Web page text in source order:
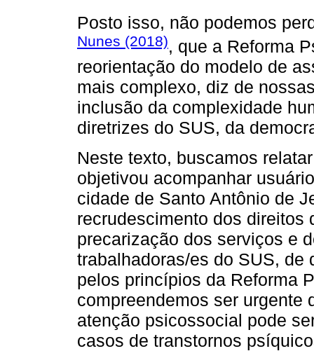
Posto isso, não podemos
Nunes (2018), que a Reforma
reorientação do modelo de
mais complexo, diz de
inclusão da complexidade
diretrizes do SUS, da
Neste texto, buscamos
objetivou acompanhar
cidade de Santo Antônio de
recrudescimento dos direitos
precarização dos serviços e
trabalhadoras/es do SUS,
pelos princípios da Reforma
compreendemos ser urgente
atenção psicossocial pode
casos de transtornos